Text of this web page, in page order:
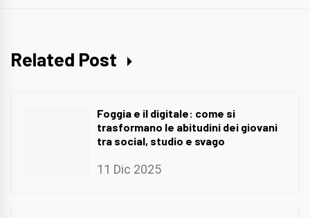
Related Post
Foggia e il digitale: come si
trasformano le abitudini dei giovani
tra social, studio e svago
11 Dic 2025